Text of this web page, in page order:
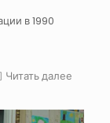
в 1990
Читать далее